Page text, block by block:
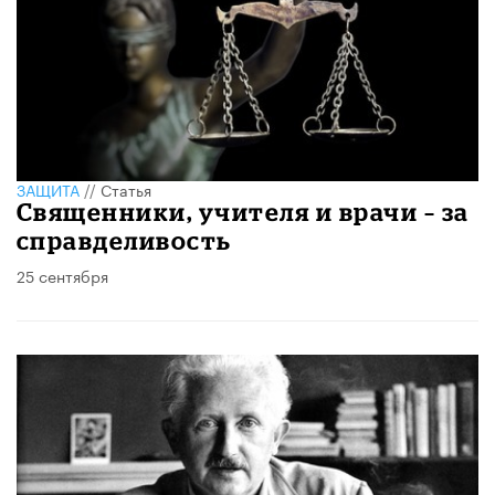
ЗАЩИТА//Статья
Священники, учителя и врачи – за
справделивость
25 сентября